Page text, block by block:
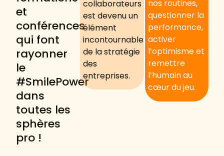
et
conférences
qui font
rayonner
le
#SmilePower
dans
toutes les
sphères
pro !
collaborateurs
est devenu un
élément
incontournable
de la stratégie
des
entreprises.
nos routines,
questionner la
performance,
activer
l’optimisme et
remettre
l’humain au
cœur du jeu.